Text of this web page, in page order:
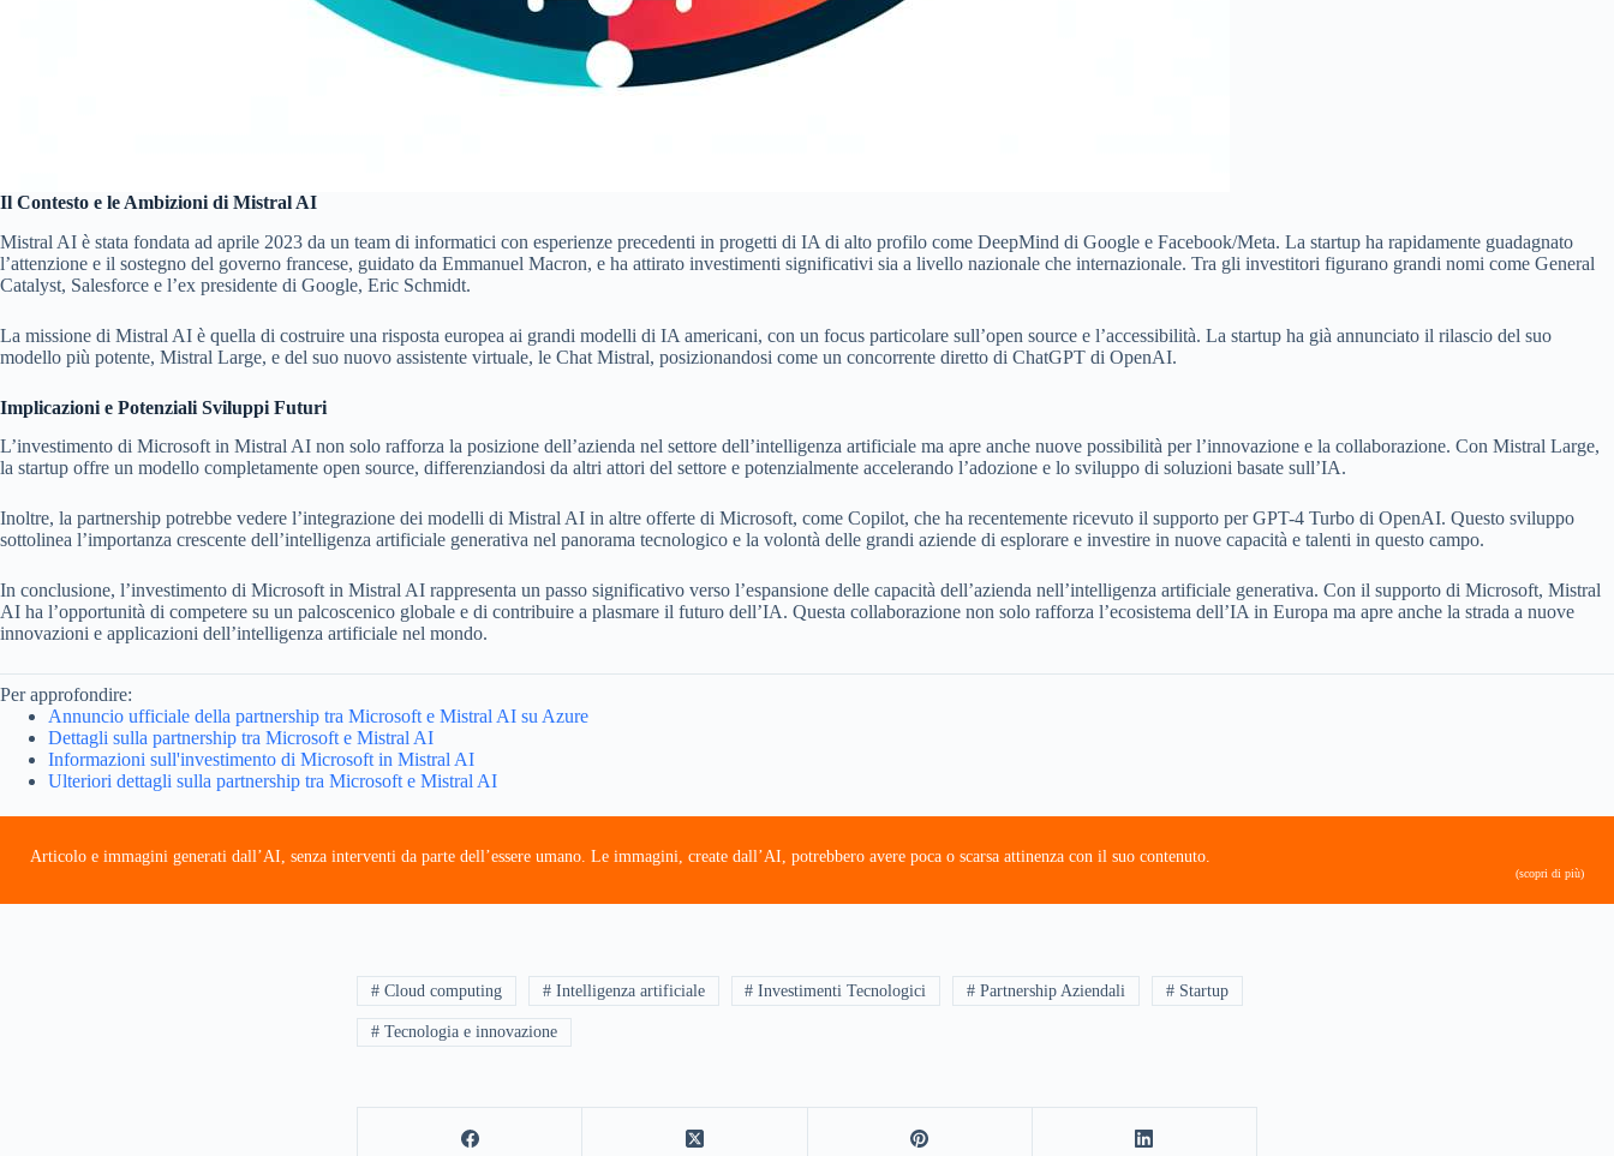
Il Contesto e le Ambizioni di Mistral AI
Mistral AI è stata fondata ad aprile 2023 da un team di informatici con esperienze precedenti in progetti di IA di alto profilo come DeepMind di Google e Facebook/Meta. La startup ha rapidamente guadagnato
l’attenzione e il sostegno del governo francese, guidato da Emmanuel Macron, e ha attirato investimenti significativi sia a livello nazionale che internazionale. Tra gli investitori figurano grandi nomi come General
Catalyst, Salesforce e l’ex presidente di Google, Eric Schmidt.
La missione di Mistral AI è quella di costruire una risposta europea ai grandi modelli di IA americani, con un focus particolare sull’open source e l’accessibilità. La startup ha già annunciato il rilascio del suo
modello più potente, Mistral Large, e del suo nuovo assistente virtuale, le Chat Mistral, posizionandosi come un concorrente diretto di ChatGPT di OpenAI.
Implicazioni e Potenziali Sviluppi Futuri
L’investimento di Microsoft in Mistral AI non solo rafforza la posizione dell’azienda nel settore dell’intelligenza artificiale ma apre anche nuove possibilità per l’innovazione e la collaborazione. Con Mistral Large,
la startup offre un modello completamente open source, differenziandosi da altri attori del settore e potenzialmente accelerando l’adozione e lo sviluppo di soluzioni basate sull’IA.
Inoltre, la partnership potrebbe vedere l’integrazione dei modelli di Mistral AI in altre offerte di Microsoft, come Copilot, che ha recentemente ricevuto il supporto per GPT-4 Turbo di OpenAI. Questo sviluppo
sottolinea l’importanza crescente dell’intelligenza artificiale generativa nel panorama tecnologico e la volontà delle grandi aziende di esplorare e investire in nuove capacità e talenti in questo campo.
In conclusione, l’investimento di Microsoft in Mistral AI rappresenta un passo significativo verso l’espansione delle capacità dell’azienda nell’intelligenza artificiale generativa. Con il supporto di Microsoft, Mistral
AI ha l’opportunità di competere su un palcoscenico globale e di contribuire a plasmare il futuro dell’IA. Questa collaborazione non solo rafforza l’ecosistema dell’IA in Europa ma apre anche la strada a nuove
innovazioni e applicazioni dell’intelligenza artificiale nel mondo.
Per approfondire:
Annuncio ufficiale della partnership tra Microsoft e Mistral AI su Azure
Dettagli sulla partnership tra Microsoft e Mistral AI
Informazioni sull'investimento di Microsoft in Mistral AI
Ulteriori dettagli sulla partnership tra Microsoft e Mistral AI
Articolo e immagini generati dall’AI, senza interventi da parte dell’essere umano. Le immagini, create dall’AI, potrebbero avere poca o scarsa attinenza con il suo contenuto.
(scopri di più)
# Cloud computing # Intelligenza artificiale # Investimenti Tecnologici # Partnership Aziendali # Startup
# Tecnologia e innovazione